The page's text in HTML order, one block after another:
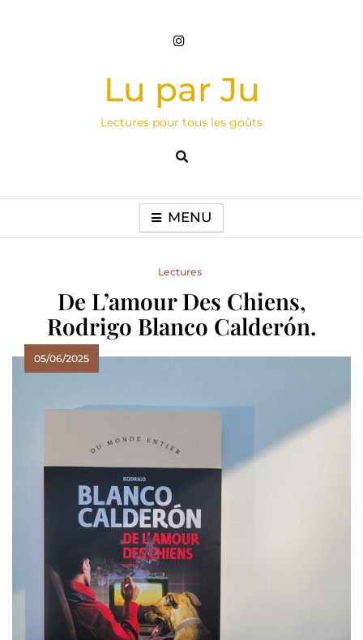
Lu par Ju
Lectures pour tous les goûts
MENU
Lectures
De L’amour Des Chiens,
Rodrigo Blanco Calderón.
05/06/2025